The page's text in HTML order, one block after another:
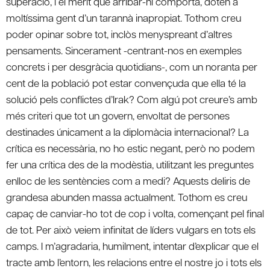
moltíssima gent d’un tarannà inapropiat. Tothom creu
poder opinar sobre tot, inclòs menyspreant d’altres
pensaments. Sincerament -centrant-nos en exemples
concrets i per desgràcia quotidians-, com un noranta per
cent de la població pot estar convençuda que ella té la
solució pels conflictes d’Irak? Com algú pot creure’s amb
més criteri que tot un govern, envoltat de persones
destinades únicament a la diplomàcia internacional? La
crítica es necessària, no ho estic negant, però no podem
fer una crítica des de la modèstia, utilitzant les preguntes
enlloc de les sentències com a medi? Aquests deliris de
grandesa abunden massa actualment. Tothom es creu
capaç de canviar-ho tot de cop i volta, començant pel final
de tot. Per això veiem infinitat de líders vulgars en tots els
camps. I m’agradaria, humilment, intentar d’explicar que el
tracte amb l’entorn, les relacions entre el nostre jo i tots els